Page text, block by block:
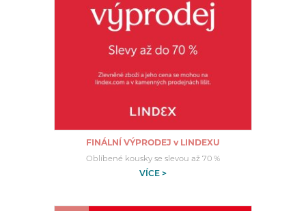
FINÁLNÍ VÝPRODEJ v LINDEXU
Oblíbené kousky se slevou až 70 %
VÍCE >